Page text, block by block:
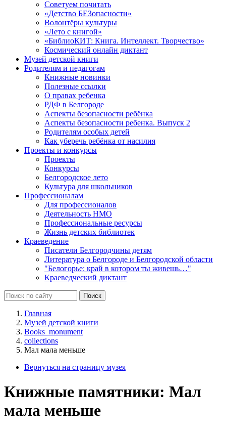
Советуем почитать
«Детство БЕЗопасности»
Волонтёры культуры
«Лето с книгой»
«БиблиоКИТ: Книга. Интеллект. Творчество»
Космический онлайн диктант
Музей детской книги
Родителям и педагогам
Книжные новинки
Полезные ссылки
О правах ребенка
РДФ в Белгороде
Аспекты безопасности ребёнка
Аспекты безопасности ребенка. Выпуск 2
Родителям особых детей
Как уберечь ребёнка от насилия
Проекты и конкурсы
Проекты
Конкурсы
Белгородское лето
Культура для школьников
Профессионалам
Для профессионалов
Деятельность НМО
Профессиональные ресурсы
Жизнь детских библиотек
Краеведение
Писатели Белгородчины детям
Литература о Белгороде и Белгородской области
"Белогорье: край в котором ты живешь…"
Краеведческий диктант
Главная
Музей детской книги
Books_monument
collections
Мал мала меньше
Вернуться на страницу музея
Книжные памятники: Мал
мала меньше